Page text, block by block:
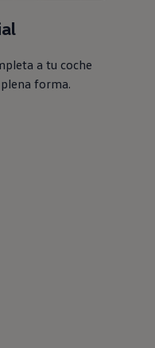
a tu coche
forma.